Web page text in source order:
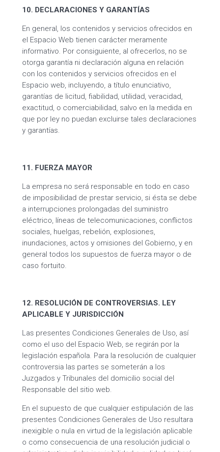
10. DECLARACIONES Y GARANTÍAS
En general, los contenidos y servicios ofrecidos en
el Espacio Web tienen carácter meramente
informativo. Por consiguiente, al ofrecerlos, no se
otorga garantía ni declaración alguna en relación
con los contenidos y servicios ofrecidos en el
Espacio web, incluyendo, a título enunciativo,
garantías de licitud, fiabilidad, utilidad, veracidad,
exactitud, o comerciabilidad, salvo en la medida en
que por ley no puedan excluirse tales declaraciones
y garantías.
11. FUERZA MAYOR
La empresa no será responsable en todo en caso
de imposibilidad de prestar servicio, si ésta se debe
a interrupciones prolongadas del suministro
eléctrico, líneas de telecomunicaciones, conflictos
sociales, huelgas, rebelión, explosiones,
inundaciones, actos y omisiones del Gobierno, y en
general todos los supuestos de fuerza mayor o de
caso fortuito.
12. RESOLUCIÓN DE CONTROVERSIAS. LEY
APLICABLE Y JURISDICCIÓN
Las presentes Condiciones Generales de Uso, así
como el uso del Espacio Web, se regirán por la
legislación española. Para la resolución de cualquier
controversia las partes se someterán a los
Juzgados y Tribunales del domicilio social del
Responsable del sitio web.
En el supuesto de que cualquier estipulación de las
presentes Condiciones Generales de Uso resultara
inexigible o nula en virtud de la legislación aplicable
o como consecuencia de una resolución judicial o